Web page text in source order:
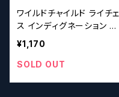
ワイルドチャイルド ライチェ
ス インディグネーション ニ
ューイングランドIPA /
Wilde Child Righteous I
ndignation NEIPA【クラフ
¥1,170
SOLD OUT